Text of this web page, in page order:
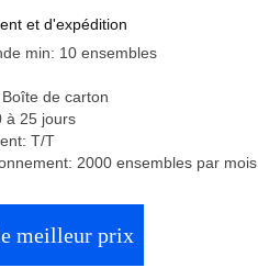
et d'expédition
min: 10 ensembles
de carton
à 25 jours
T/T
2000 ensembles par mois
meilleur prix